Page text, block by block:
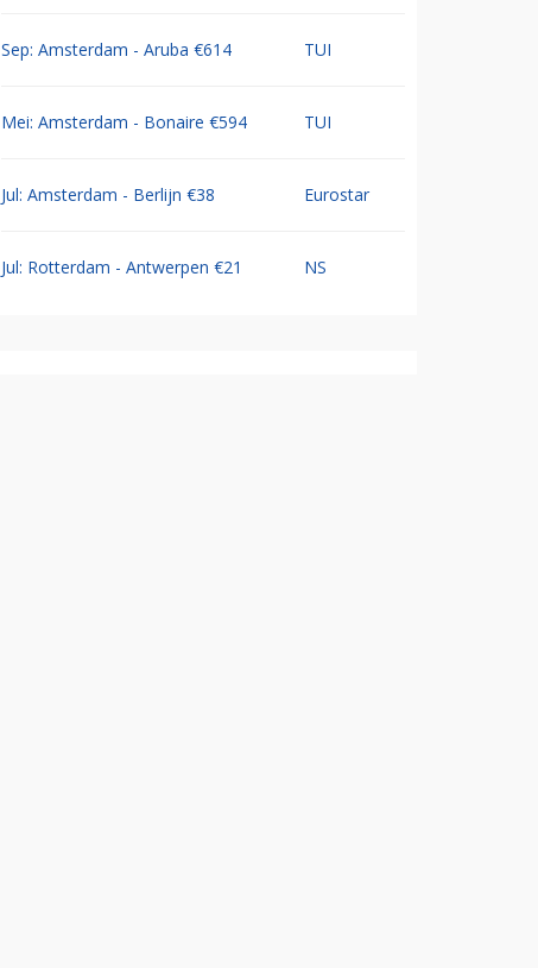
Sep: Amsterdam - Aruba €614 TUI
Mei: Amsterdam - Bonaire €594 TUI
Jul: Amsterdam - Berlijn €38 Eurostar
Jul: Rotterdam - Antwerpen €21 NS